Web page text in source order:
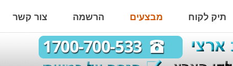
תיק לקוח מבצעים הרשמה צור קשר